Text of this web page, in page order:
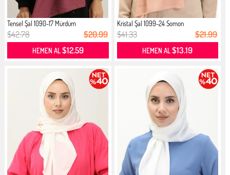
Tensel Şal 1090-17 Mürdüm
$42.78 $20.99
HEMEN AL$12.59
Kristal Şal 1099-24 Somon
$41.33 $21.99
HEMEN AL$13.19